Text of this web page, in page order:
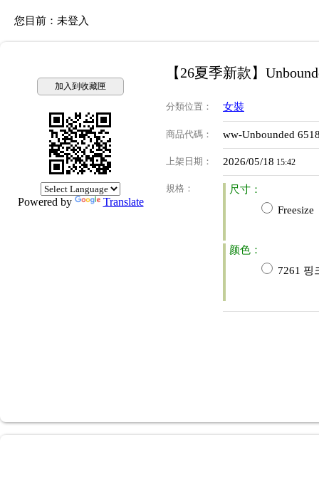
您目前： 未登入
加入到收藏匣
Powered by Translate
【26夏季新款】
分類位置 ： 女裝
商品代碼 ： ww-Unbounded
上架日期 ： 2026/05/18 15:42
規格 ：
尺寸：
Freesize
颜色：
7261 핑